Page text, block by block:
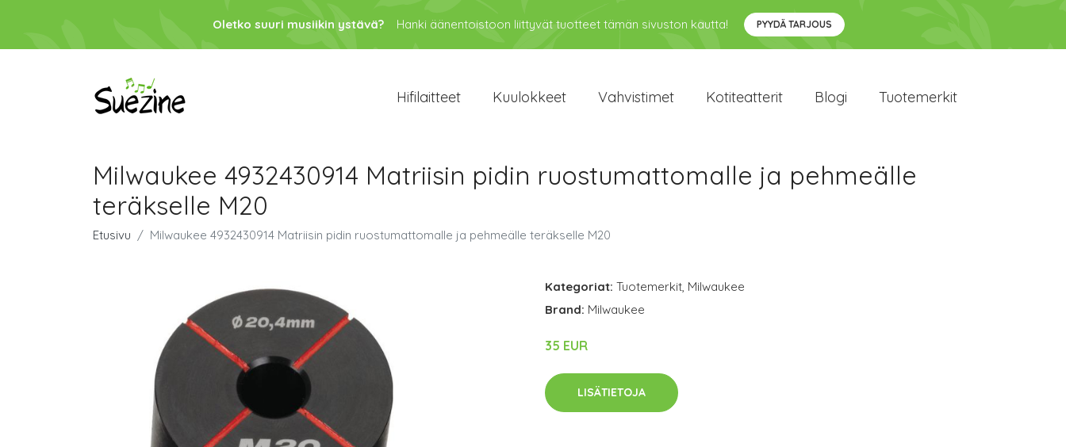
Oletko suuri musiikin ystävä? Hanki äänentoistoon liittyvät tuotteet tämän sivuston kautta! PYYDÄ TARJOUS
Hifilaitteet Kuulokkeet Vahvistimet Kotiteatterit Blogi Tuotemerkit
Milwaukee 4932430914 Matriisin pidin ruostumattomalle ja pehmeälle
teräkselle M20
Etusivu Milwaukee 4932430914 Matriisin pidin ruostumattomalle ja pehmeälle teräkselle M20
Kategoriat: Tuotemerkit, Milwaukee
Brand: Milwaukee
35 EUR
LISÄTIETOJA